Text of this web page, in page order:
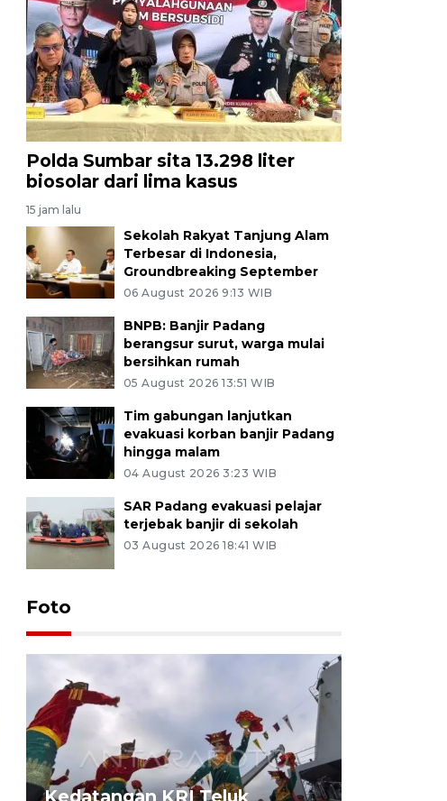
Polda Sumbar sita 13.298 liter
biosolar dari lima kasus
15 jam lalu
Sekolah Rakyat Tanjung Alam
Terbesar di Indonesia,
Groundbreaking September
06 August 2026 9:13 WIB
BNPB: Banjir Padang
berangsur surut, warga mulai
bersihkan rumah
05 August 2026 13:51 WIB
Tim gabungan lanjutkan
evakuasi korban banjir Padang
hingga malam
04 August 2026 3:23 WIB
SAR Padang evakuasi pelajar
terjebak banjir di sekolah
03 August 2026 18:41 WIB
Foto